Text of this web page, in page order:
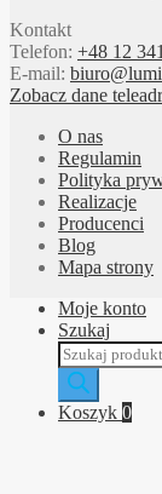
Kontakt
Telefon: +48 12
E-mail:
Zobacz dane
O nas
Regulamin
Polityka
Realizacje
Producenci
Blog
Mapa strony
Moje konto
Szukaj
produktów
Koszyk 0